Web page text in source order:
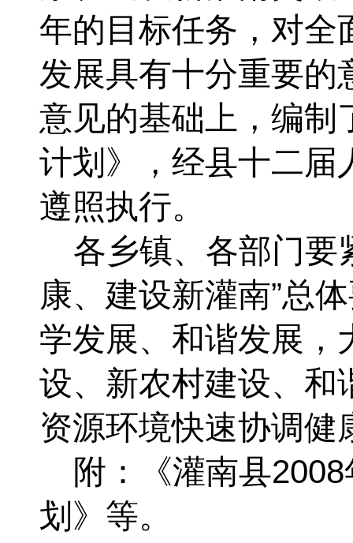
年的目标任务，对全
发展具有十分重要的
意见的基础上，编制
计划》
， 经县十二届
遵照执行。
各乡镇、各部门要
康、建设新灌南”总
学发展、和谐发展，
设、新农村建设、和
资源环境快速协调健
附：《灌南县
划》等。